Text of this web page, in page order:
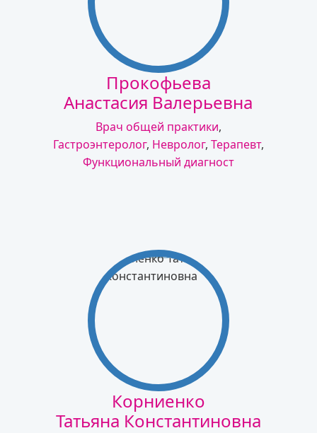
Прокофьева
Анастасия Валерьевна
Врач общей практики,
Гастроэнтеролог, Невролог, Терапевт,
Функциональный диагност
Корниенко
Татьяна Константиновна